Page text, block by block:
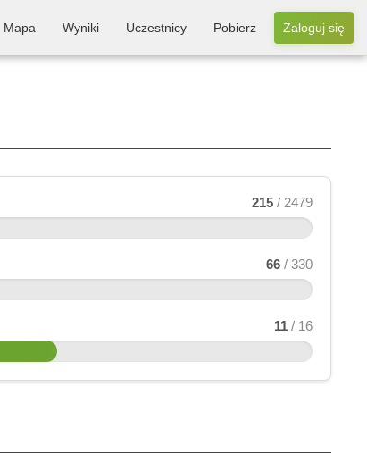
Mapa Wyniki Uczestnicy Pobierz Zaloguj się
215 / 2479
66 / 330
11 / 16